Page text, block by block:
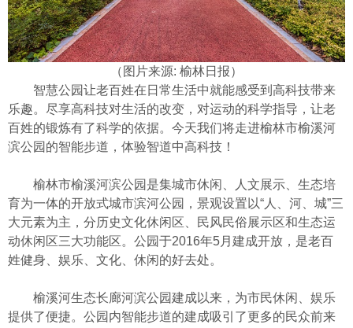
（图片来源: 榆林日报）
智慧公园让老百姓在日常生活中就能感受到高科技带来
乐趣。尽享高科技对生活的改变，对运动的科学指导，让老
百姓的锻炼有了科学的依据。今天我们将走进榆林市榆溪河
滨公园的智能步道，体验智道中高科技！
榆林市榆溪河滨公园是集城市休闲、人文展示、生态培
育为一体的开放式城市滨河公园，景观设置以“人、河、城”三
大元素为主，分历史文化休闲区、民风民俗展示区和生态运
动休闲区三大功能区。公园于2016年5月建成开放，是老百
姓健身、娱乐、文化、休闲的好去处。
榆溪河生态长廊河滨公园建成以来，为市民休闲、娱乐
提供了便捷。公园内智能步道的建成吸引了更多的民众前来